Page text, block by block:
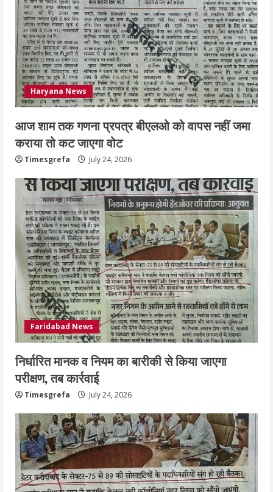
Haryana News
आज शाम तक गणना प्रपत्र बीएलओ को वापस नहीं जमा
कराया तो कट जाएगा वोट
Timesgrefa July 24, 2026
Faridabad News
निर्धारित मानक व नियम का बारीकी से किया जाएगा
परीक्षण, तब कार्रवाई
Timesgrefa July 24, 2026